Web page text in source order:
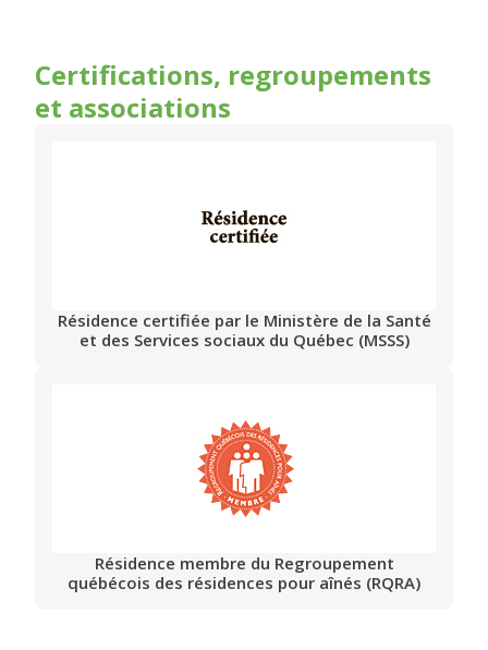
Certifications, regroupements
et associations
Résidence certifiée par le Ministère de la Santé
et des Services sociaux du Québec (MSSS)
Résidence membre du Regroupement
québécois des résidences pour aînés (RQRA)